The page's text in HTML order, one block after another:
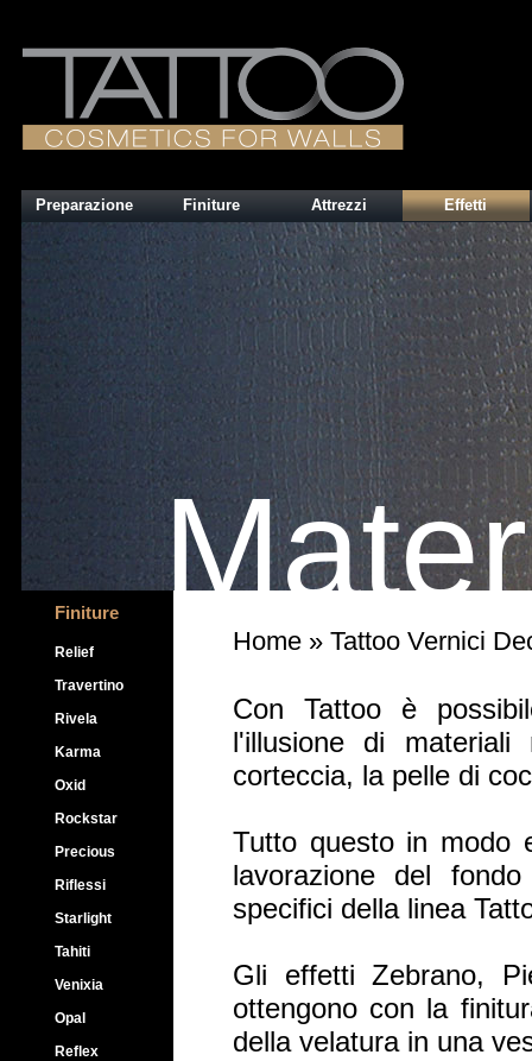
Preparazione Finiture Attrezzi Effetti
Finiture
Relief
Travertino
Rivela
Karma
Oxid
Rockstar
Precious
Riflessi
Starlight
Tahiti
Venixia
Opal
Reflex
Home » Tattoo Vernici
Con Tattoo è
l'illusione di
corteccia, la pelle di
Tutto questo in modo
lavorazione del
specifici della linea
Gli effetti Zebrano,
ottengono con la
della velatura in una